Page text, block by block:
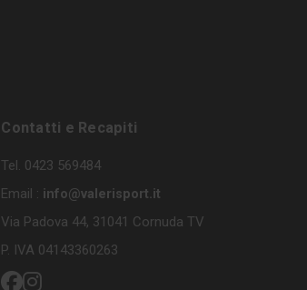
Contatti e Recapiti
Tel. 0423 569484
Email : info@valerisport.it
Via Padova 44, 31041 Cornuda TV
P. IVA 04143360263